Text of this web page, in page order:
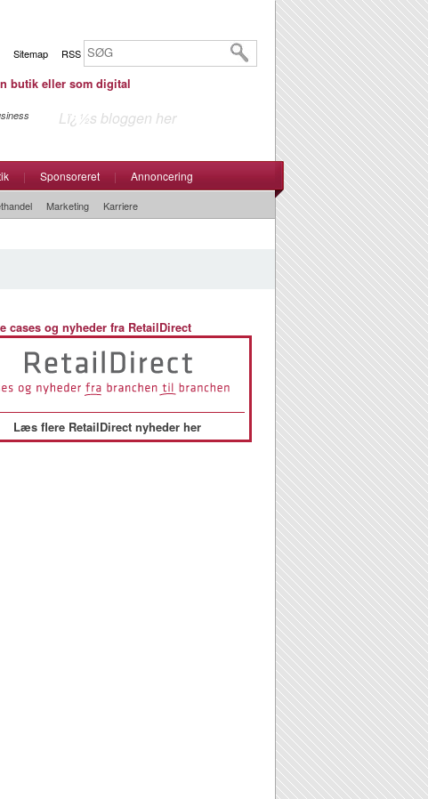
Sitemap RSS
butik eller som digital
Lï¿½s bloggen her
| Sponsoreret | Annoncering
Marketing Karriere
cases og nyheder fra RetailDirect
Læs flere RetailDirect nyheder her